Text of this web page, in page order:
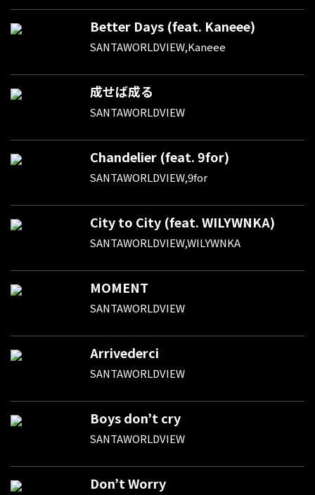
Better Days (feat. Kaneee)
SANTAWORLDVIEW,Kaneee
成せば成る
SANTAWORLDVIEW
Chandelier (feat. 9for)
SANTAWORLDVIEW,9for
City to City (feat. WILYWNKA)
SANTAWORLDVIEW,WILYWNKA
MOMENT
SANTAWORLDVIEW
Arrivederci
SANTAWORLDVIEW
Boys don’t cry
SANTAWORLDVIEW
Don’t Worry